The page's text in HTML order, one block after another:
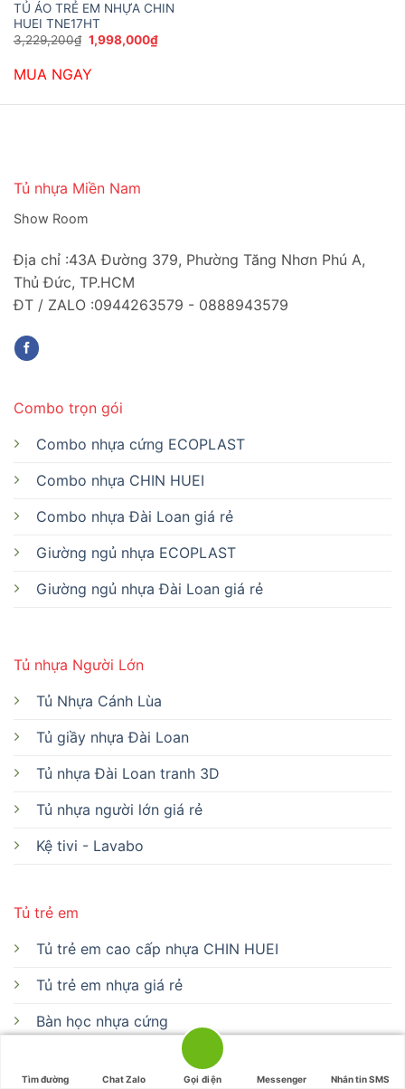
TỦ ÁO TRẺ EM NHỰA CHIN
HUEI TNE17HT
3,229,200₫ Giá
gốc
3,229,200₫.
1,998,000₫Giá
hiện
MUA NGAY
Tủ nhựa Miền Nam
Show Room
Địa chỉ :43A Đường 379, Phường Tăng Nhơn Phú A,
Thủ Đức, TP.HCM
ĐT / ZALO :0944263579 - 0888943579
Tủ nhựa Người Lớn
Tủ Nhựa Cánh Lùa
Tủ giầy nhựa Đài Loan
Tủ nhựa Đài Loan tranh 3D
Tủ nhựa người lớn giá rẻ
Kệ tivi - Lavabo
Tủ trẻ em
Tủ trẻ em cao cấp nhựa CHIN HUEI
Tủ trẻ em nhựa giá rẻ
Bàn học nhựa cứng
Bàn học nhựa CHIN HUEI
Combo trọn gói
Combo nhựa cứng ECOPLAST
Combo nhựa CHIN HUEI
Combo nhựa Đài Loan giá rẻ
Giường ngủ nhựa ECOPLAST
Giường ngủ nhựa Đài Loan giá rẻ
Tìm đường Chat Zalo Gọi điện Messenger Nhắn tin SMS